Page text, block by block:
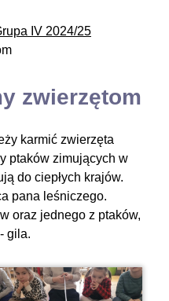
IV 2024/25
zwierzętom
karmić zwierzęta
ptaków zimujących w
do ciepłych krajów.
pana leśniczego.
oraz jednego z ptaków,
gila.